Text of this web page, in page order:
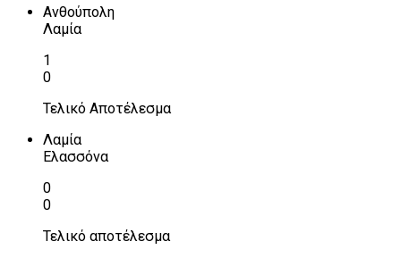
Ανθούπολη
Λαμία
1
0
Τελικό Αποτέλεσμα
Λαμία
Ελασσόνα
0
0
Τελικό αποτέλεσμα